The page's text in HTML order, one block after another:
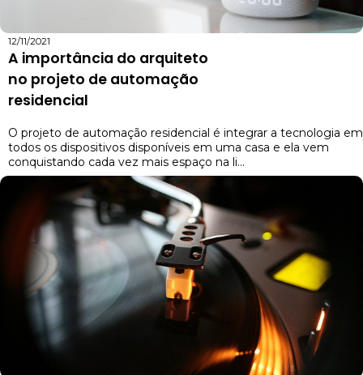
12/11/2021
A importância do arquiteto
no projeto de automação
residencial
O projeto de automação residencial é integrar a tecnologia em
todos os dispositivos disponíveis em uma casa e ela vem
conquistando cada vez mais espaço na li...